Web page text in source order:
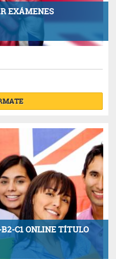
EXÁMENES
C1 ONLINE TÍTULO